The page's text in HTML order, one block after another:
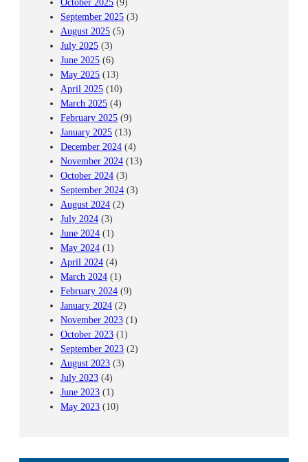
October 2025 (9)
September 2025 (3)
August 2025 (5)
July 2025 (3)
June 2025 (6)
May 2025 (13)
April 2025 (10)
March 2025 (4)
February 2025 (9)
January 2025 (13)
December 2024 (4)
November 2024 (13)
October 2024 (3)
September 2024 (3)
August 2024 (2)
July 2024 (3)
June 2024 (1)
May 2024 (1)
April 2024 (4)
March 2024 (1)
February 2024 (9)
January 2024 (2)
November 2023 (1)
October 2023 (1)
September 2023 (2)
August 2023 (3)
July 2023 (4)
June 2023 (1)
May 2023 (10)